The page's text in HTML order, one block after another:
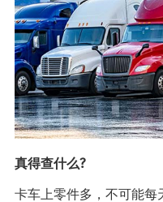
真得查什么?
卡车上零件多，不可能